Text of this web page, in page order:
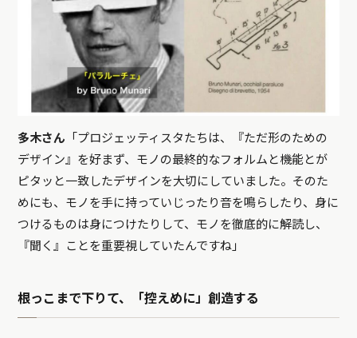
多木さん 「プロジェッティスタたちは、『ただ形のための
デザイン』を好まず、モノの最終的なフォルムと機能とが
ピタッと一致したデザインを大切にしていました。そのた
めにも、モノを手に持っていじったり音を鳴らしたり、身に
つけるものは身につけたりして、モノを徹底的に解読し、
『聞く』ことを重要視していたんですね」
根っこまで下りて、「控えめに」創造する